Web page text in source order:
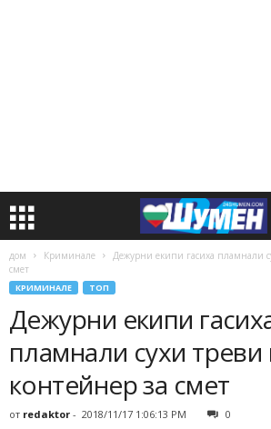
дом Криминале
Дежурни екипи гасиха пламнали
смет
КРИМИНАЛЕ ТОП
Дежурни екипи
пламнали сухи треви
контейнер за смет
от redaktor - 2018/11/17 1:06:13 PM 0